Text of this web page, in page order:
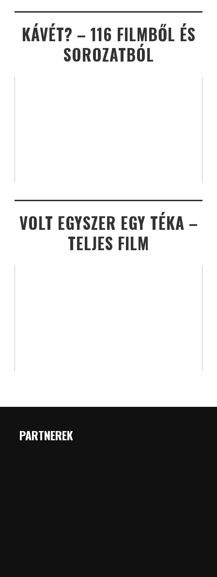
KÁVÉT? – 116 FILMBŐL ÉS
SOROZATBÓL
VOLT EGYSZER EGY TÉKA –
TELJES FILM
PARTNEREK